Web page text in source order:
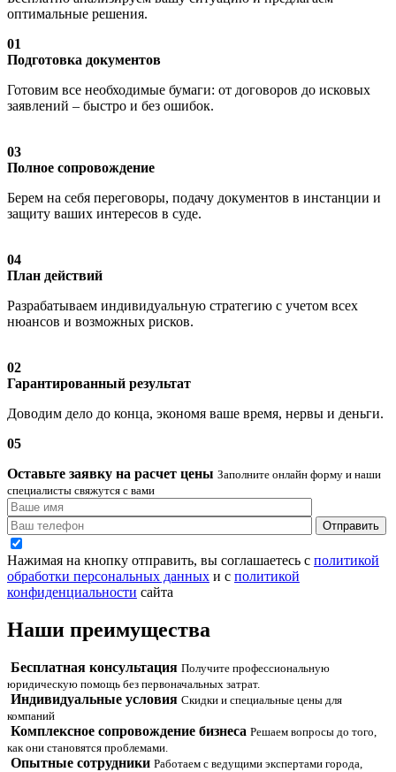
оптимальные решения.
01
Подготовка документов
Готовим все необходимые бумаги: от договоров до исковых
заявлений – быстро и без ошибок.
03
Полное сопровождение
Берем на себя переговоры, подачу документов в инстанции и
защиту ваших интересов в суде.
04
План действий
Разрабатываем индивидуальную стратегию с учетом всех
нюансов и возможных рисков.
02
Гарантированный результат
Доводим дело до конца, экономя ваше время, нервы и деньги.
05
Оставьте заявку на расчет цены Заполните онлайн форму и наши
специалисты свяжутся с вами
Отправить
Нажимая на кнопку отправить, вы соглашаетесь с политикой
обработки персональных данных и с политикой
конфиденциальности сайта
Наши преимущества
Бесплатная консультация Получите профессиональную
юридическую помощь без первоначальных затрат.
Индивидуальные условия Скидки и специальные цены для
компаний
Комплексное сопровождение бизнеса Решаем вопросы до того,
как они становятся проблемами.
Опытные сотрудники Работаем с ведущими экспертами города,